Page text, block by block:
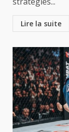
Lire la suite